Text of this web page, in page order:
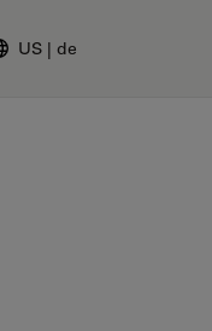
US | de